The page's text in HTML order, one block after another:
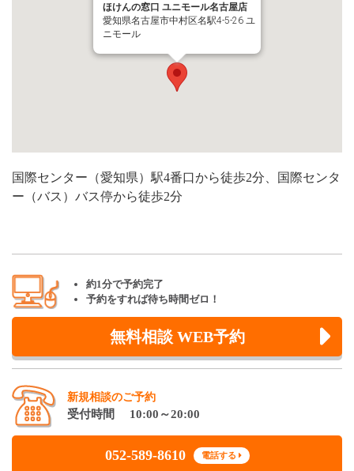
ほけんの窓口 ユニモール名古屋店
愛知県名古屋市中村区名駅4-5-26 ユ
ニモール
国際センター（愛知県）駅4番口から徒歩2分、国際センタ
ー（バス）バス停から徒歩2分
約1分で予約完了
予約をすれば待ち時間ゼロ！
無料相談 WEB予約
新規相談のご予約
受付時間 10:00～20:00
052-589-8610 電話する